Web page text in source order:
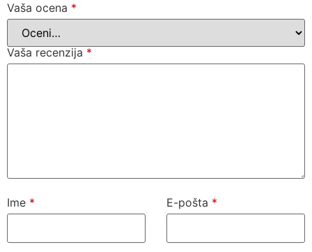
Vaša ocena *
Vaša recenzija *
Ime * E-pošta *